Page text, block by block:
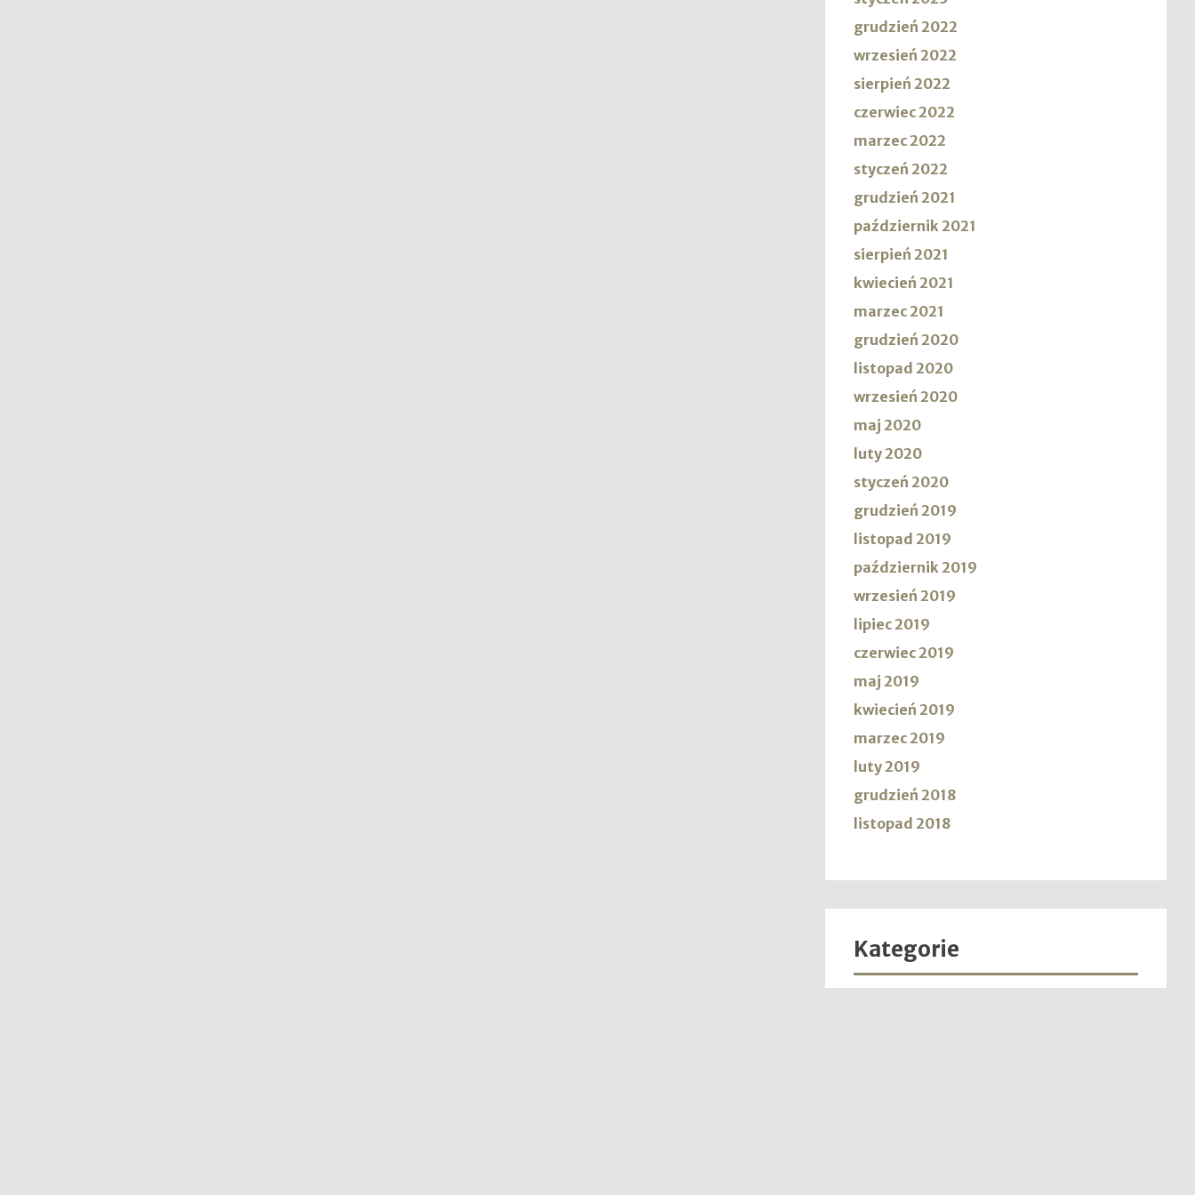
grudzień 2022
wrzesień 2022
sierpień 2022
czerwiec 2022
marzec 2022
styczeń 2022
grudzień 2021
październik 2021
sierpień 2021
kwiecień 2021
marzec 2021
grudzień 2020
listopad 2020
wrzesień 2020
maj 2020
luty 2020
styczeń 2020
grudzień 2019
listopad 2019
październik 2019
wrzesień 2019
lipiec 2019
czerwiec 2019
maj 2019
kwiecień 2019
marzec 2019
luty 2019
grudzień 2018
listopad 2018
Kategorie